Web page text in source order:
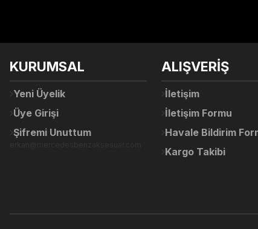
Ürün açıklamasında eksik bilgiler bulunuyor.
Bu ürüne benzer farklı alternatifler olmalı.
KURUMSAL
Yeni Üyelik
Üye Girişi
Şifremi Unuttum
ALIŞVERİŞ
İletişim
İletişim Formu
Havale Bildirim
Kargo Takibi